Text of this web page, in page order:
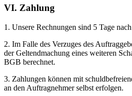
VI. Zahlung
1. Unsere Rechnungen sind 5 Tage
2. Im Falle des Verzuges des
der Geltendmachung eines weiteren
BGB berechnet.
3. Zahlungen können mit
an den Auftragnehmer selbst erfolgen.